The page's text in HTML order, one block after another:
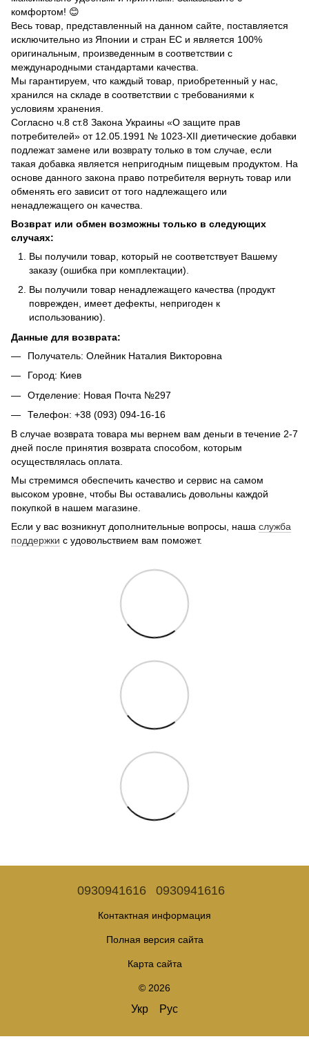
комфортом! 😊
Весь товар, представленный на данном сайте, поставляется
исключительно из Японии и стран ЕС и является 100%
оригинальным, произведенным в соответствии с
международными стандартами качества.
Мы гарантируем, что каждый товар, приобретенный у нас,
хранился на складе в соответствии с требованиями к
условиям хранения.
Согласно ч.8 ст.8 Закона Украины «О защите прав
потребителей» от 12.05.1991 № 1023-ХII диетические добавки
подлежат замене или возврату только в том случае, если
такая добавка является непригодным пищевым продуктом. На
основе данного закона право потребителя вернуть товар или
обменять его зависит от того надлежащего или
ненадлежащего он качества.
Возврат или обмен возможны только в следующих
случаях:
Вы получили товар, который не соответствует Вашему
заказу (ошибка при комплектации).
Вы получили товар ненадлежащего качества (продукт
поврежден, имеет дефекты, непригоден к
использованию).
Данные для возврата:
Получатель: Олейник Наталия Викторовна
Город: Киев
Отделение: Новая Почта №297
Телефон: +38 (093) 094-16-16
В случае возврата товара мы вернем вам деньги в течение 2-7
дней после принятия возврата способом, которым
осуществлялась оплата.
Мы стремимся обеспечить качество и сервис на самом
высоком уровне, чтобы Вы оставались довольны каждой
покупкой в нашем магазине.
Если у вас возникнут дополнительные вопросы, наша служба
поддержки с удовольствием вам поможет.
0930941616 0930941616
Контактная информация
Полная версия сайта
Карта сайта
© 2026
Укр Рус